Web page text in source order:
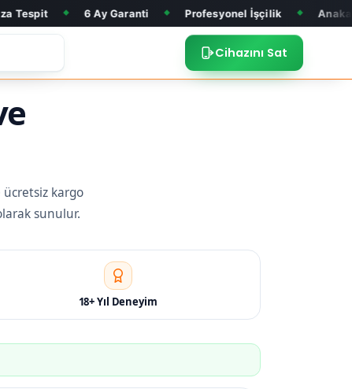
6 Ay Garanti ◆ Profesyonel İşçilik ◆ Anakart Tamiri ◆
Cihazını Sat
ücretsiz kargo
sunulur.
18+ Yıl Deneyim